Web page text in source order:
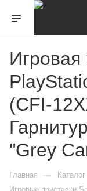
Игровая
(CFI-
"Grey
Главная — Каталог